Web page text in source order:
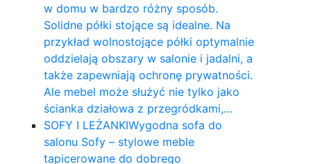
w domu w bardzo różny sposób.
Solidne półki stojące są idealne. Na
przykład wolnostojące półki optymalnie
oddzielają obszary w salonie i jadalni, a
także zapewniają ochronę prywatności.
Ale mebel może służyć nie tylko jako
ścianka działowa z przegródkami,…
SOFY I LEŻANKIWygodna sofa do
salonu Sofy – stylowe meble
tapicerowane do dobrego